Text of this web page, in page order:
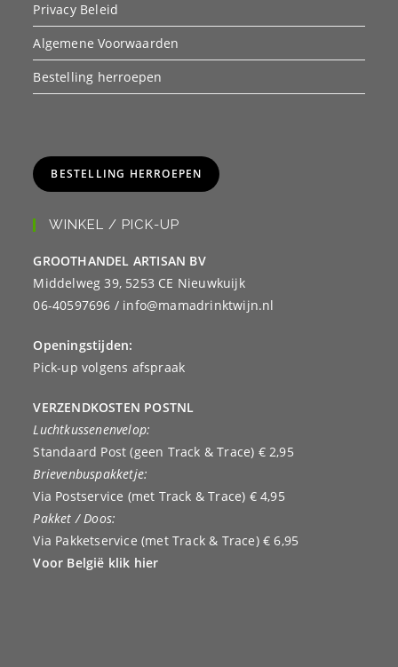
Privacy Beleid
Algemene Voorwaarden
Bestelling herroepen
BESTELLING HERROEPEN
WINKEL / PICK-UP
GROOTHANDEL ARTISAN BV
Middelweg 39, 5253 CE Nieuwkuijk
06-40597696 / info@mamadrinktwijn.nl
Openingstijden:
Pick-up volgens afspraak
VERZENDKOSTEN POSTNL
Luchtkussenenvelop:
Standaard Post (geen Track & Trace) € 2,95
Brievenbuspakketje:
Via Postservice (met Track & Trace) € 4,95
Pakket / Doos:
Via Pakketservice (met Track & Trace) € 6,95
Voor België klik hier